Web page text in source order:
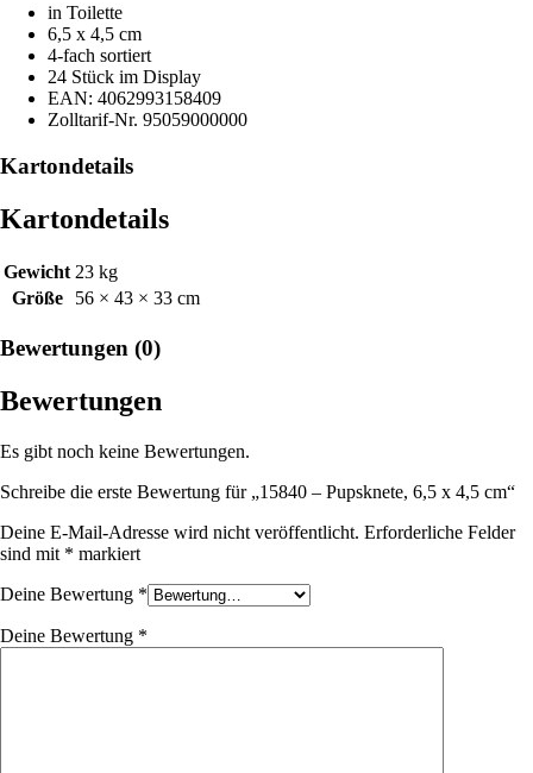
in Toilette
6,5 x 4,5 cm
4-fach sortiert
24 Stück im Display
EAN: 4062993158409
Zolltarif-Nr. 95059000000
Kartondetails
Kartondetails
Gewicht 23 kg
Größe
56 × 43 × 33 cm
Bewertungen (0)
Bewertungen
Es gibt noch keine Bewertungen.
Schreibe die erste Bewertung für „15840 – Pupsknete, 6,5 x 4,5 cm“
Deine E-Mail-Adresse wird nicht veröffentlicht. Erforderliche Felder
sind mit * markiert
Deine Bewertung *
Deine Bewertung *